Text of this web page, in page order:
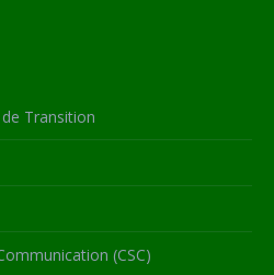
de Transition
(CSC)